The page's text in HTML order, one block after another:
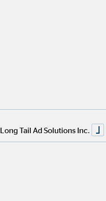
Auswirkungen auf
der
(z.B.
und
OVB Vermögensberatung
von
(Environment), Soziales
vorrangig mit
und
Tail Ad Solutions Inc.